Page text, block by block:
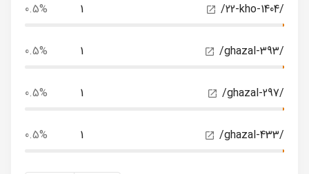
/22-kho-1404/
1
0.5%
/ghazal-393/
1
0.5%
/ghazal-297/
1
0.5%
/ghazal-433/
1
0.5%